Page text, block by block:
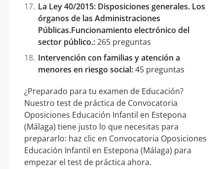
La Ley 40/2015: Disposiciones generales. Los
órganos de las Administraciones
Públicas.Funcionamiento electrónico del
sector público.:265 preguntas
Intervención con familias y atención a
menores en riesgo social:45 preguntas
¿Preparado para tu examen de Educación?
Nuestro test de práctica de Convocatoria
Oposiciones Educación Infantil en Estepona
(Málaga) tiene justo lo que necesitas para
prepararlo: haz clic en Convocatoria Oposiciones
Educación Infantil en Estepona (Málaga) para
empezar el test de práctica ahora.